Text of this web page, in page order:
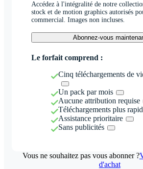
Accédez à l'intégralité de notre
stock et de motion graphics autorisés
commercial. Images non incluses.
Abonnez-vous
Le forfait comprend :
Cinq téléchargements de
Un pack par mois
Aucune attribution requise
Téléchargements plus
Assistance prioritaire
Sans publicités
Vous ne souhaitez pas vous abonner ?
d'achat